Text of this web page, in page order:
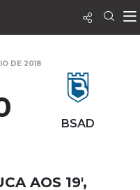
DE 2018
BSAD
AOS 19',